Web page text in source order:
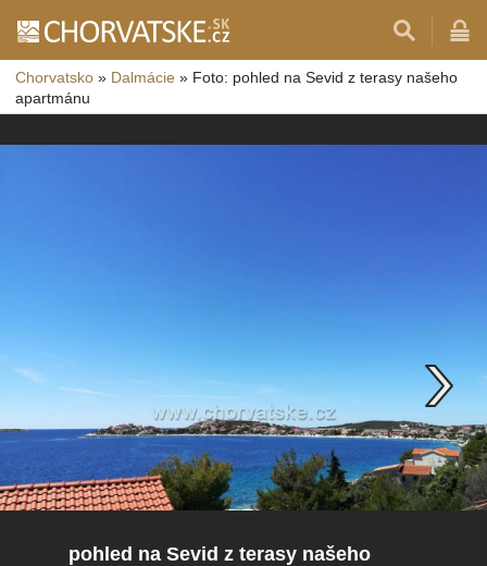
Chorvatsko » Dalmácie » Foto: pohled na Sevid z terasy našeho
apartmánu
pohled na Sevid z terasy našeho